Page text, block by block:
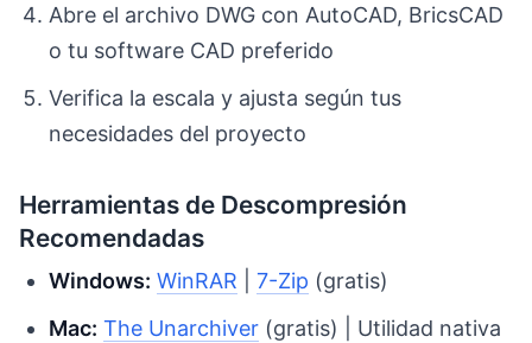
Abre el archivo DWG con AutoCAD, BricsCAD
o tu software CAD preferido
Verifica la escala y ajusta según tus
necesidades del proyecto
Herramientas de Descompresión
Recomendadas
Windows: WinRAR |7-Zip (gratis)
Mac: The Unarchiver (gratis) | Utilidad nativa